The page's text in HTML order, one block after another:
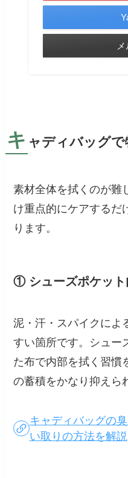
キ ャディバッグ
素材全体を拭くのが難
け重点的にケアするだ
ります。
① シューズポケット
泥・汗・スパイクによ
すい箇所です。シュー
た布で内部を拭く習慣
の蓄積をかなり抑えら
キャディバッグの
い取りの方法を解説